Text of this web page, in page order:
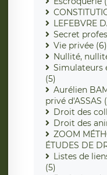
LEFEBVRE
Secret
Vie privée (6)
Nullité,
Simulateurs
(5)
Aurélien
privé d'ASSAS
Droit des
Droit des
ZOOM
ÉTUDES DE
Listes de
(5)